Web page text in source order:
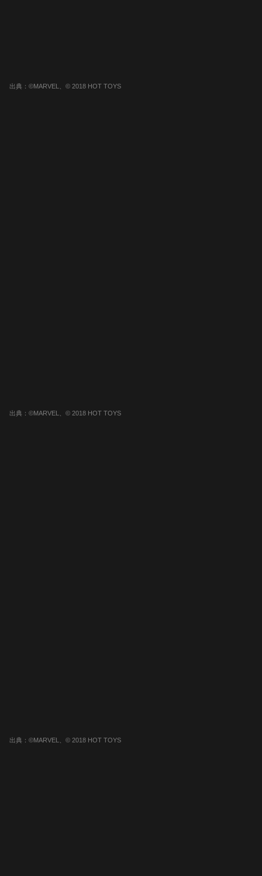
出典：©MARVEL、© 2018 HOT TOYS
出典：©MARVEL、© 2018 HOT TOYS
出典：©MARVEL、© 2018 HOT TOYS